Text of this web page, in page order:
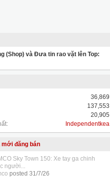
(Shop) và Đưa tin rao vặt lên Top:
36,869
137,553
20,905
Independentkea
mới đăng bán
Sky Town 150: Xe tay ga chinh
người...
posted 31/7/26